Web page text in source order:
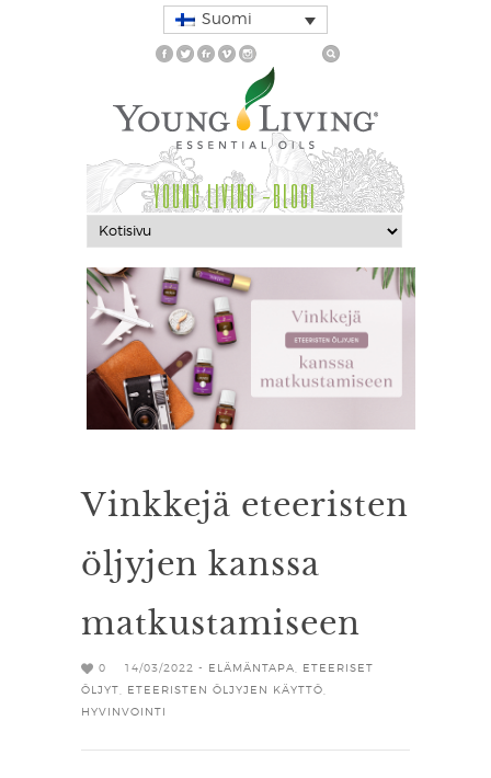
Suomi
YOUNG LIVING -BLOGI
Vinkkejä eteeristen
öljyjen kanssa
matkustamiseen
0 14/03/2022 - ELÄMÄNTAPA
ETEERISET
ÖLJYT
ETEERISTEN ÖLJYJEN KÄYTTÖ
HYVINVOINTI